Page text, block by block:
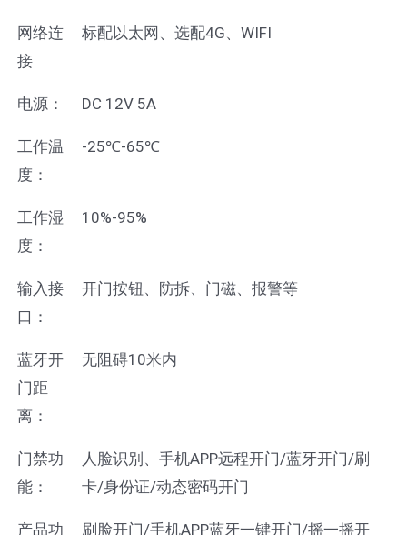
网络连
接
标配以太网、选配4G、WIFI
电源： DC 12V 5A
工作温
度：
-25℃-65℃
工作湿
度：
10%-95%
输入接
口：
开门按钮、防拆、门磁、报警等
蓝牙开
门距
离：
无阻碍10米内
门禁功
能：
人脸识别、手机APP远程开门/蓝牙开门/刷
卡/身份证/动态密码开门
产品功 刷脸开门/手机APP蓝牙一键开门/摇一摇开